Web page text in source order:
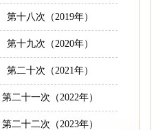
第十八次（2019年）
第十九次（2020年）
第二十次（2021年）
第二十一次（2022年）
第二十二次（2023年）